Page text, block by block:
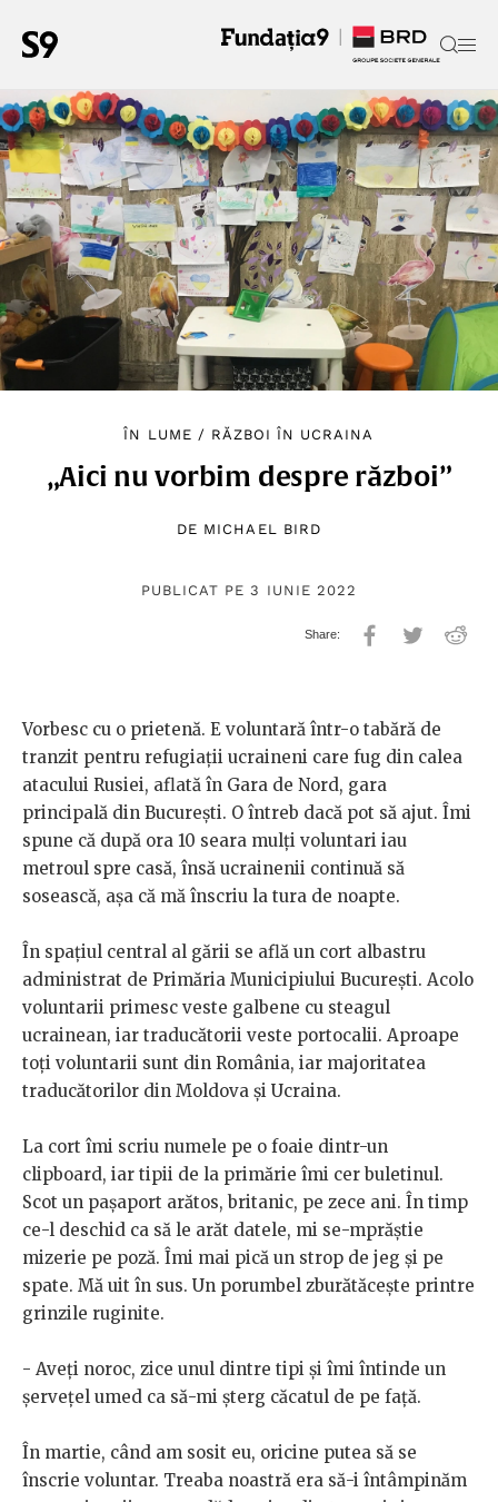
ÎN LUME / RĂZBOI ÎN UCRAINA
„Aici nu vorbim despre război”
DE MICHAEL BIRD
PUBLICAT PE 3 IUNIE 2022
Vorbesc cu o prietenă. E voluntară într-o tabără de
tranzit pentru refugiații ucraineni care fug din calea
atacului Rusiei, aflată în Gara de Nord, gara
principală din București. O întreb dacă pot să ajut. Îmi
spune că după ora 10 seara mulți voluntari iau
metroul spre casă, însă ucrainenii continuă să
sosească, așa că mă înscriu la tura de noapte.
În spațiul central al gării se află un cort albastru
administrat de Primăria Municipiului București. Acolo
voluntarii primesc veste galbene cu steagul
ucrainean, iar traducătorii veste portocalii. Aproape
toți voluntarii sunt din România, iar majoritatea
traducătorilor din Moldova și Ucraina.
La cort îmi scriu numele pe o foaie dintr-un
clipboard, iar tipii de la primărie îmi cer buletinul.
Scot un pașaport arătos, britanic, pe zece ani. În timp
ce-l deschid ca să le arăt datele, mi se-mprăștie
mizerie pe poză. Îmi mai pică un strop de jeg și pe
spate. Mă uit în sus. Un porumbel zburătăcește printre
grinzile ruginite.
- Aveți noroc, zice unul dintre tipi și îmi întinde un
șervețel umed ca să-mi șterg căcatul de pe față.
În martie, când am sosit eu, oricine putea să se
înscrie voluntar. Treaba noastră era să-i întâmpinăm